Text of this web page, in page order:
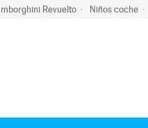
Revuelto Niños coche